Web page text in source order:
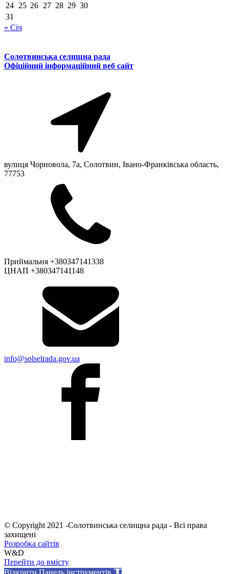
24 25 26 27 28 29 30
31
« Січ
Солотвинська селищна рада
Офіційний інформаційний веб сайт
вулиця Чорновола, 7a, Солотвин, Івано-Франківська область,
77753
Приймальня +380347141338
ЦНАП +380347141148
info@solselrada.gov.ua
© Copyright 2021 -Солотвинська селищна рада - Всі права
захищені
Розробка сайтів
W&D
Перейти до вмісту